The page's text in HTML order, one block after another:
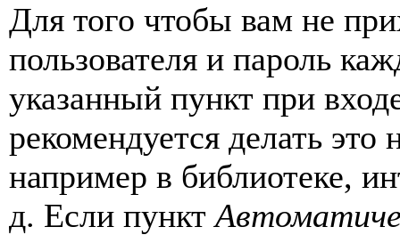
Для того чтобы вам не
пользователя и пароль
указанный пункт при
рекомендуется делать
например в библиотеке,
д. Если пункт